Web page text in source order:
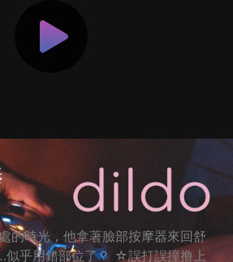
的時光，他拿著臉部按摩器來回舒
似乎用錯部位了？ ☆誤打誤撞撸上